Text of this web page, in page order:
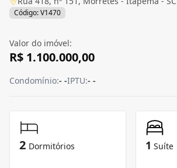
Código: V1470
Valor do imóvel:
R$ 1.100.000,00
Condomínio:- -IPTU:- -
2 Dormitórios 1 Suíte